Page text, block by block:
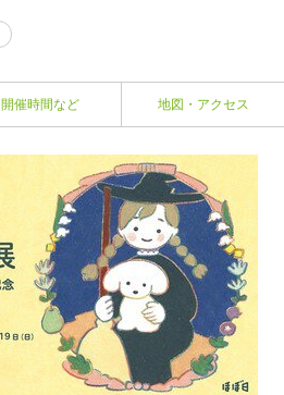
開催時間など 地図・アクセス